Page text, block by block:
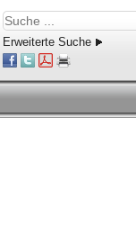
Erweiterte Suche